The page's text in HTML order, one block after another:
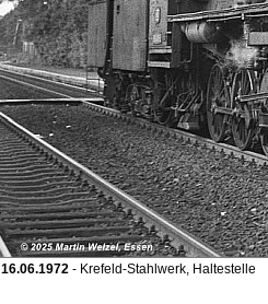
16.06.1972- Krefeld-Stahlwerk, Haltestelle